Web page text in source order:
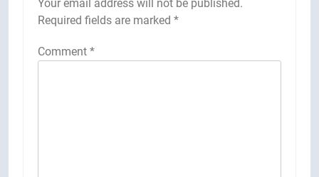
Your email address will not be published.
Required fields are marked *
Comment *